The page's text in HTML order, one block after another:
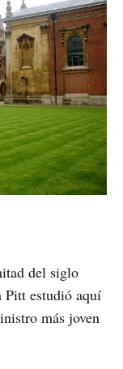
del siglo
estudió aquí
más joven